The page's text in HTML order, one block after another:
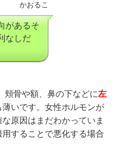
かおるこ
があるそ
なしだ
頬骨や額、鼻の下などに左
いです。女性ホルモンが
原因はまだわかっていま
することで悪化する場合